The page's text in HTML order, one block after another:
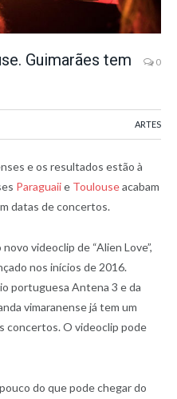
Guimarães tem
0
ARTES
e os resultados estão à
Paraguaiie Toulouseacabam
datas de concertos.
videoclip de “Alien Love”,
nos inícios de 2016.
portuguesa Antena 3 e da
vimaranense já tem um
concertos. O videoclip pode
do que pode chegar do